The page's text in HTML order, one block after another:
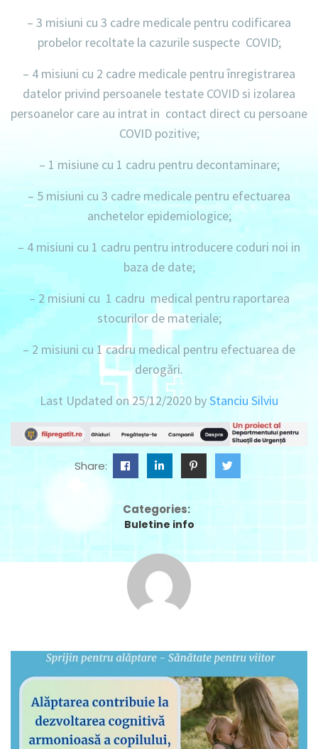
– 3 misiuni cu 3 cadre medicale pentru codificarea
probelor recoltate la cazurile suspecte COVID;
– 4 misiuni cu 2 cadre medicale pentru înregistrarea
datelor privind persoanele testate COVID si izolarea
persoanelor care au intrat in contact direct cu persoane
COVID pozitive;
– 1 misiune cu 1 cadru pentru decontaminare;
– 5 misiuni cu 3 cadre medicale pentru efectuarea
anchetelor epidemiologice;
– 4 misiuni cu 1 cadru pentru introducere coduri noi in
baza de date;
– 2 misiuni cu 1 cadru medicalpentru raportarea
stocurilor de materiale;
– 2 misiuni cu 1 cadru medical pentru efectuarea de
derogări.
Last Updated on 25/12/2020 byStanciu Silviu
Share:
Categories:
Buletine info